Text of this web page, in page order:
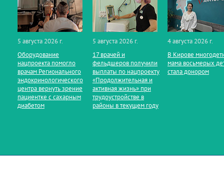
5 августа 2026 г.
Оборудование
нацпроекта помогло
врачам Регионального
эндокринологического
центра вернуть зрение
пациентке с сахарным
диабетом
5 августа 2026 г.
17 врачей и
фельдшеров получили
выплаты по нацпроекту
«Продолжительная и
активная жизнь» при
трудоустройстве в
районы в текущем году
4 августа 2026 г.
В Кирове
мама восьмерых
стала донором